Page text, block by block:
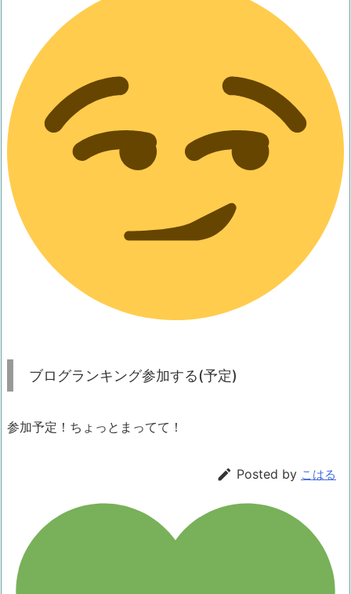
ブログランキング参加する(予定)
参加予定！ちょっとまってて！
 Posted by こはる